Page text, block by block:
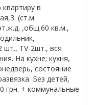
в
(ст.м.
,общ.60 кв.м.,
шт., TV-2шт., вся
На кухне; кухня,
состояние
Без детей,
грн. + коммунальные